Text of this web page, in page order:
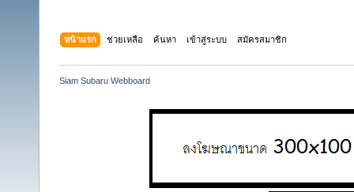
หน้าแรก ช่วยเหลือ ค้นหา เข้าสู่ระบบ สมัครสมาชิก
Siam Subaru Webboard